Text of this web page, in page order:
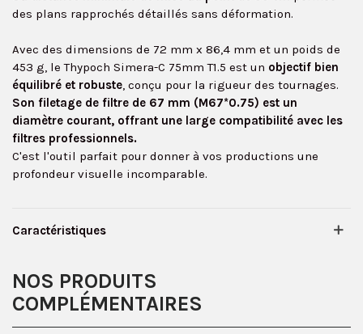
des plans rapprochés détaillés sans déformation.
Avec des dimensions de 72 mm x 86,4 mm et un poids de
453 g, le Thypoch Simera-C 75mm T1.5 est un objectif bien
équilibré et robuste, conçu pour la rigueur des tournages.
Son filetage de filtre de 67 mm (M67*0.75) est un
diamètre courant, offrant une large compatibilité avec les
filtres professionnels.
C'est l'outil parfait pour donner à vos productions une
profondeur visuelle incomparable.
Caractéristiques
NOS PRODUITS
COMPLÉMENTAIRES